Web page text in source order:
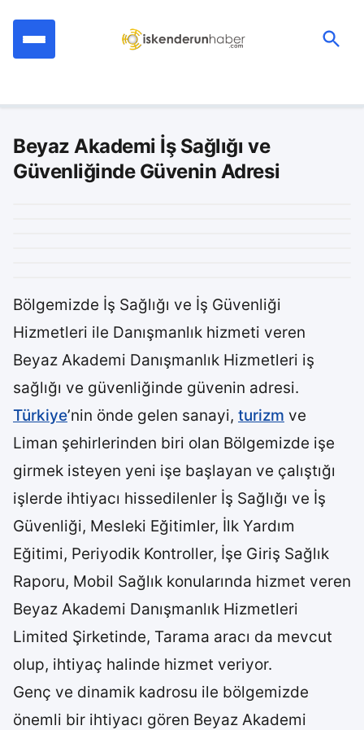
Beyaz Akademi İş Sağlığı ve
Güvenliğinde Güvenin Adresi
Bölgemizde İş Sağlığı ve İş Güvenliği
Hizmetleri ile Danışmanlık hizmeti veren
Beyaz Akademi Danışmanlık Hizmetleri iş
sağlığı ve güvenliğinde güvenin adresi.
Türkiye’nin önde gelen sanayi, turizm ve
Liman şehirlerinden biri olan Bölgemizde işe
girmek isteyen yeni işe başlayan ve çalıştığı
işlerde ihtiyacı hissedilenler İş Sağlığı ve İş
Güvenliği, Mesleki Eğitimler, İlk Yardım
Eğitimi, Periyodik Kontroller, İşe Giriş Sağlık
Raporu, Mobil Sağlık konularında hizmet veren
Beyaz Akademi Danışmanlık Hizmetleri
Limited Şirketinde, Tarama aracı da mevcut
olup, ihtiyaç halinde hizmet veriyor.
Genç ve dinamik kadrosu ile bölgemizde
önemli bir ihtiyacı gören Beyaz Akademi